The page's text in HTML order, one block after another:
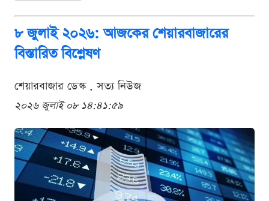
৮ জুলাই ২০২৬: আজকের শেয়ারবাজারের
বিস্তারিত বিশ্লেষণ
শেয়ারবাজার ডেস্ক . সত্য নিউজ
২০২৬ জুলাই ০৮ ১৪:৪১:৫৯